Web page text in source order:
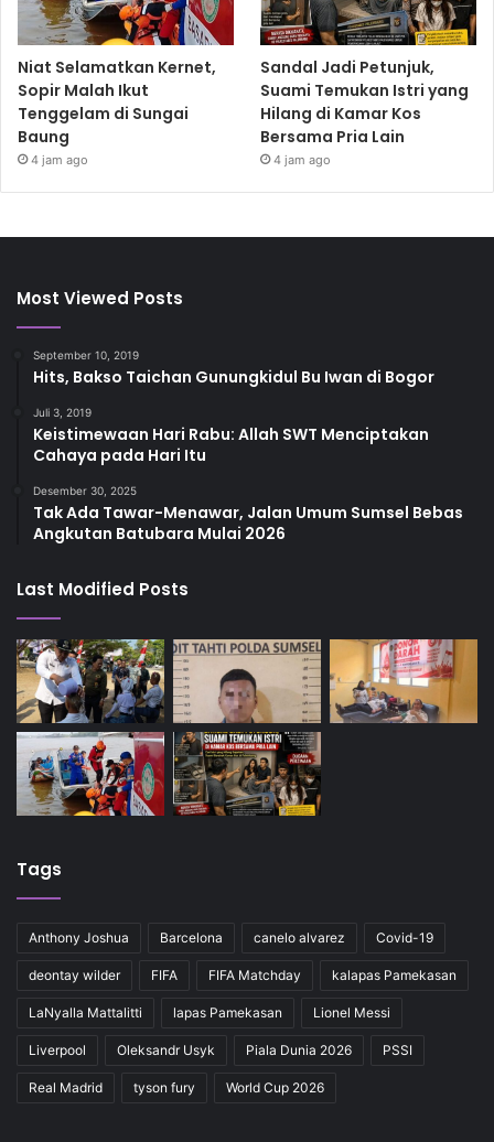
Niat Selamatkan Kernet,
Sopir Malah Ikut
Tenggelam di Sungai
Baung
4 jam ago
Sandal Jadi Petunjuk,
Suami Temukan Istri yang
Hilang di Kamar Kos
Bersama Pria Lain
4 jam ago
Most Viewed Posts
September 10, 2019
Hits, Bakso Taichan Gunungkidul Bu Iwan di Bogor
Juli 3, 2019
Keistimewaan Hari Rabu: Allah SWT Menciptakan
Cahaya pada Hari Itu
Desember 30, 2025
Tak Ada Tawar-Menawar, Jalan Umum Sumsel Bebas
Angkutan Batubara Mulai 2026
Last Modified Posts
Tags
Anthony Joshua Barcelona canelo alvarez Covid-19
deontay wilder FIFA FIFA Matchday kalapas Pamekasan
LaNyalla Mattalitti lapas Pamekasan Lionel Messi
Liverpool Oleksandr Usyk Piala Dunia 2026 PSSI
Real Madrid tyson fury World Cup 2026